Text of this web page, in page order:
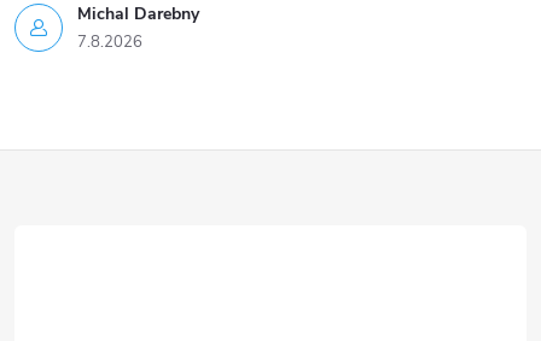
Michal Darebny
7.8.2026